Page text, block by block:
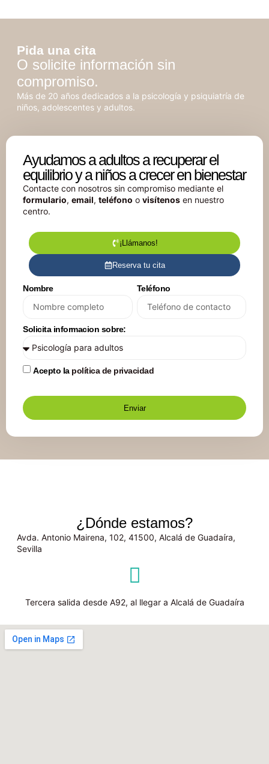
Ayudamos a adultos a recuperar el
equilibrio y a niños a crecer en bienestar
Contacte con nosotros sin compromiso mediante el
formulario, email, teléfono o visítenos en nuestro
centro.
¡Llámanos!
Reserva tu cita
Nombre Teléfono
Solicita informacion sobre:
Acepto la política de privacidad
Enviar
Pida una cita
O solicite información sin
compromiso.
Más de 20 años dedicados a la psicología y psiquiatría de
niños, adolescentes y adultos.
¿Dónde estamos?
Avda. Antonio Mairena, 102, 41500, Alcalá de Guadaíra,
Sevilla
Tercera salida desde A92, al llegar a Alcalá de Guadaíra